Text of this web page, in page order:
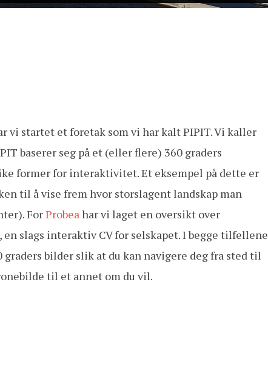
vi startet et foretak som vi har kalt PIPIT. Vi kaller
baserer seg på et (eller flere) 360 graders
former for interaktivitet. Et eksempel på dette er
til å vise frem hvor storslagent landskap man
ForProbeahar vi laget en oversikt over
en slags interaktiv CV for selskapet. I begge tilfellene
bilder slik at du kan navigere deg fra sted til
til et annet om du vil.